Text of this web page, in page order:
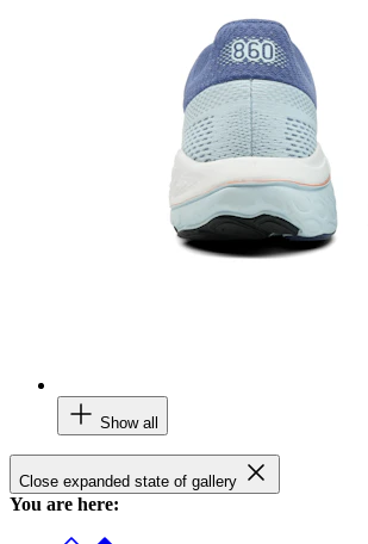
Show all
Close expanded state of gallery
You are here: